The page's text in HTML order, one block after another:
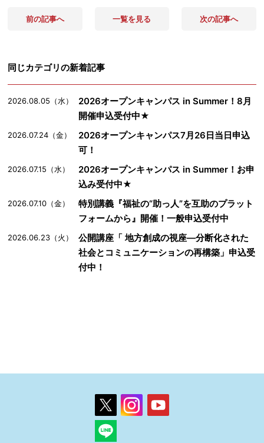
前の記事へ 一覧を見る 次の記事へ
同じカテゴリの新着記事
2026.08.05（水）
2026オープンキャンパス in Summer！8月
開催申込受付中★
2026.07.24（金）
2026オープンキャンパス7月26日当日申込
可！
2026.07.15（水）
2026オープンキャンパス in Summer！お申
込み受付中★
2026.07.10（金）
特別講義『福祉の“助っ人”を互助のプラット
フォームから』開催！一般申込受付中
2026.06.23（火）
公開講座「 地方創成の視座―分断化された
社会とコミュニケーションの再構築」申込受
付中！